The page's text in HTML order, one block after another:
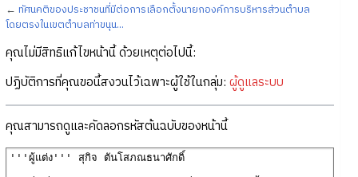
← ทัศนคติของประชาชนที่มีต่อการเลือกตั้งนายกองค์การบริหารส่วนตำบล
โดยตรงในเขตตำบลท่าขนุน...
คุณไม่มีสิทธิแก้ไขหน้านี้ ด้วยเหตุต่อไปนี้:
ปฏิบัติการที่คุณขอนี้สงวนไว้เฉพาะผู้ใช้ในกลุ่ม: ผู้ดูแลระบบ
คุณสามารถดูและคัดลอกรหัสต้นฉบับของหน้านี้